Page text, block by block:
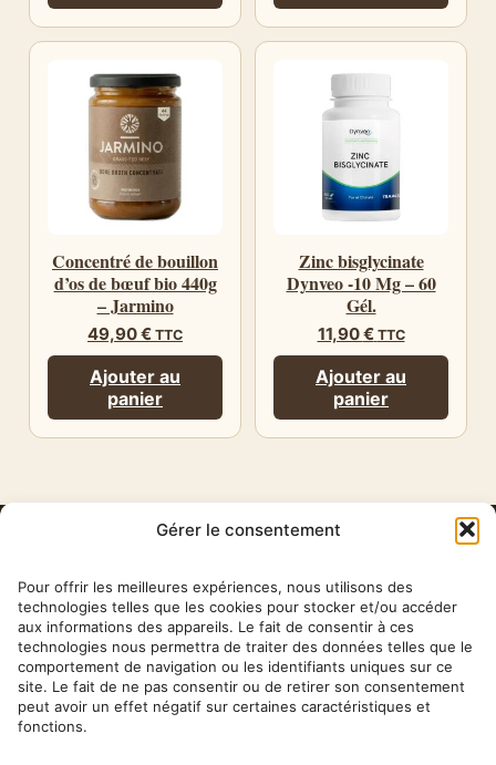
Gérer le consentement
Pour offrir les meilleures expériences, nous utilisons des
technologies telles que les cookies pour stocker et/ou accéder
aux informations des appareils. Le fait de consentir à ces
technologies nous permettra de traiter des données telles que le
comportement de navigation ou les identifiants uniques sur ce
site. Le fait de ne pas consentir ou de retirer son consentement
peut avoir un effet négatif sur certaines caractéristiques et
fonctions.
Concentré de bouillon
d’os de bœuf bio 440g
– Jarmino
49,90€ TTC
Ajouter au
panier
Zinc bisglycinate
Dynveo -10 Mg – 60
Gél.
11,90€ TTC
Ajouter au
panier
BARONA
✉ contact@herbabarona.com